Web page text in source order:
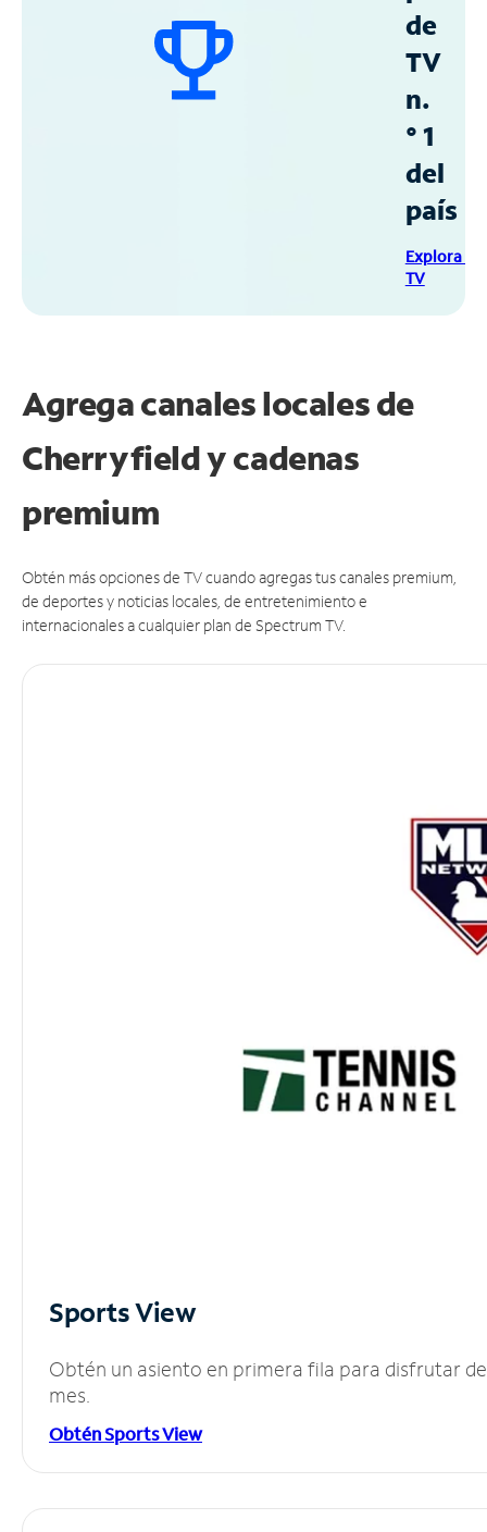
de
TV
n.
° 1
del
país
Explora
TV
Agrega canales locales de
Cherryfield y cadenas
premium
Obtén más opciones de TV cuando agregas tus canales premium,
de deportes y noticias locales, de entretenimiento e
internacionales a cualquier plan de Spectrum TV.
Sports View
Obtén un asiento en primera fila para disfrutar
mes.
Obtén Sports View